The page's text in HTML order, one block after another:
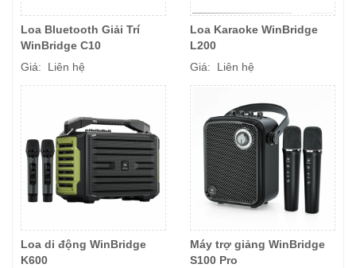
Loa Bluetooth Giải Trí
WinBridge C10
Giá: Liên hệ
Loa Karaoke WinBridge
L200
Giá: Liên hệ
Loa di động WinBridge
K600
Máy trợ giảng WinBridge
S100 Pro